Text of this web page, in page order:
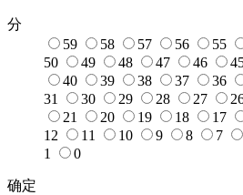
分
59
58 57 56 55
50
49 48 47 46
40
39 38 37 36
31
30 29 28 27
21
20 19 18 17
12
11 10 9 8 7
1
0
确定